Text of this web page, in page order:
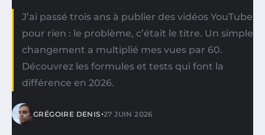
J’ai passé trois ans à publier des vidéos YouTube
pour rien : le problème, c’était le titre. Un simple
changement a multiplié mes vues par 60.
Découvrez les formules et tests qui font la
différence en 2026.
GRÉGOIRE DENIS•27 JUIN 2026